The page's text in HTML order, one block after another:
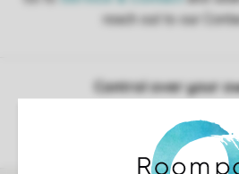
Control over your
More info and